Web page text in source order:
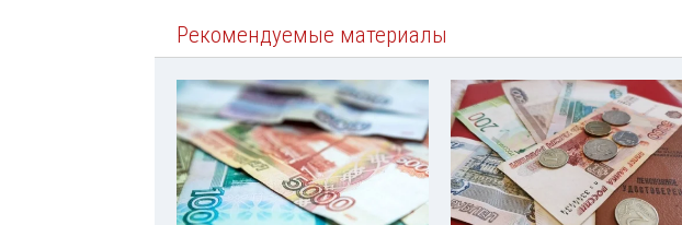
Рекомендуемые материалы